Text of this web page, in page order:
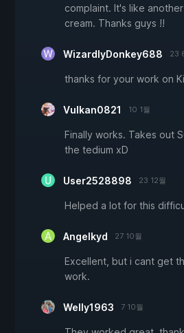
complaint. It's like
cream. Thanks guys !!
WizardlyDonkey688 23
thanks for your work on
Vulkan0821 10 1월
Finally works. Takes out
the tedium xD
User2528898 23 12월
Helped a lot for this
Angelkyd 27 10월
Excellent, but i cant get
work.
Welly1963 7 10월